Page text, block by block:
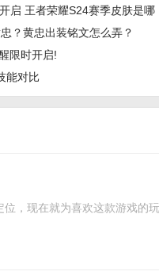
启 王者荣耀S24赛季皮肤是哪
？黄忠出装铭文怎么弄？
限时开启!
能对比
，现在就为喜欢这款游戏的